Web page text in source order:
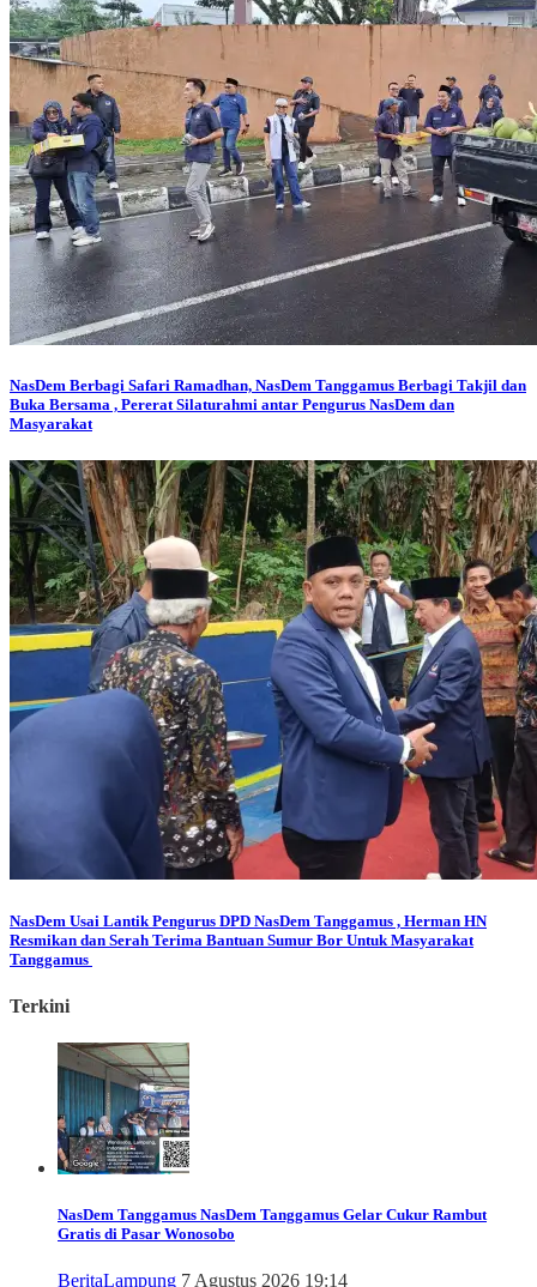
NasDem Berbagi Safari Ramadhan, NasDem Tanggamus Berbagi Takjil dan
Buka Bersama , Pererat Silaturahmi antar Pengurus NasDem dan
Masyarakat
NasDem Usai Lantik Pengurus DPD NasDem Tanggamus , Herman HN
Resmikan dan Serah Terima Bantuan Sumur Bor Untuk Masyarakat
Tanggamus
Terkini
NasDem Tanggamus NasDem Tanggamus Gelar Cukur Rambut
Gratis di Pasar Wonosobo
BeritaLampung 7 Agustus 2026 19:14